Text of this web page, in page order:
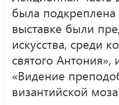
была
выставке были
искусства, среди
святого
«Видение
византийской